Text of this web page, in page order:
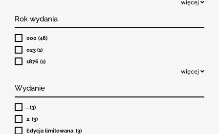
więcej
Rok wydania
000 (48)
023 (1)
1876 (1)
więcej
Wydanie
.. (3)
2. (3)
Edycja limitowana. (3)